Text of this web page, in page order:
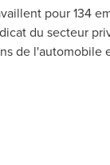
pour 134
du secteur
de l'automobile